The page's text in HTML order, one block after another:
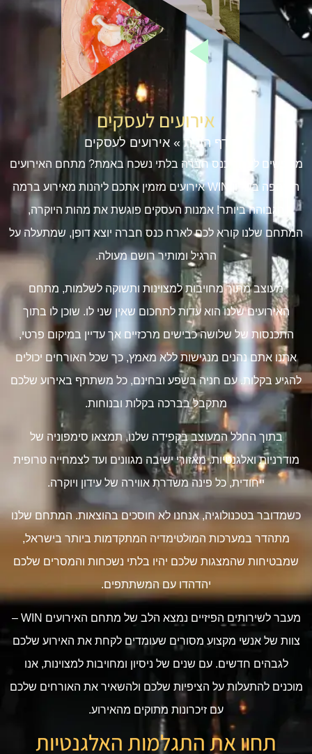
אירועים לעסקים
דף הבית»אירועים לעסקים
מחפשים לערוך כנס חברה בלתי נשכח באמת? מתחם האירועים
היפהפה בשרון WIN אירועים מזמין אתכם ליהנות מאירוע ברמה
הגבוהה ביותר! אמנות העסקים פוגשת את מהות היוקרה,
המתחם שלנו קורא לכם לארח כנס חברה יוצא דופן, שמתעלה על
הרגיל ומותיר רושם מעולה.
מעוצב מתוך מחויבות למצוינות ותשוקה לשלמות, מתחם
האירועים שלנו הוא עדות לתחכום שאין שני לו. שוכן לו בתוך
התכנסות של שלושה כבישים מרכזיים אך עדיין במיקום פרטי,
אתנו אתם נהנים מנגישות ללא מאמץ, כך שכל האורחים יכולים
להגיע בקלות. עם חניה בשפע ובחינם, כל משתתף באירוע שלכם
מתקבל בברכה בקלות ובנוחות.
בתוך החלל המעוצב בקפידה שלנו, תמצאו סימפוניה של
מודרניות ואלגנטיות. מאזורי ישיבה מגוונים ועד לצמחייה טרופית
ייחודית, כל פינה משדרת אווירה של עידון ויוקרה.
כשמדובר בטכנולוגיה, אנחנו לא חוסכים בהוצאות. המתחם שלנו
מתהדר במערכות המולטימדיה המתקדמות ביותר בישראל,
שמבטיחות שהמצגות שלכם יהיו בלתי נשכחות והמסרים שלכם
יהדהדו עם המשתתפים.
מעבר לשירותים הפיזיים נמצא הלב של מתחם האירועים WIN –
צוות של אנשי מקצוע מסורים שעומדים לקחת את האירוע שלכם
לגבהים חדשים. עם שנים של ניסיון ומחויבות למצוינות, אנו
מוכנים להתעלות על הציפיות שלכם ולהשאיר את האורחים שלכם
עם זיכרונות מתוקים מהאירוע.
תחוו את התגלמות האלגנטיות